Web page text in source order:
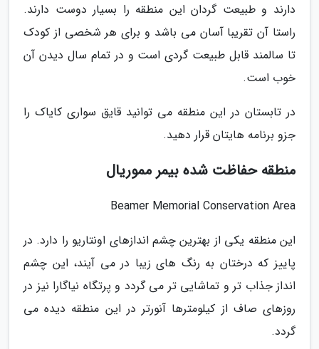
دارند و طبیعت گردان این منطقه را بسیار دوست دارند.
راستا آن تقریبا آسان می باشد و برای هر شخصی از کودک
تا سالمند قابل طبیعت گردی است و در تمام سال دیدن آن
خوب است.
در تابستان در این منطقه می توانید قایق سواری کایاک را
جزو برنامه هایتان قرار دهید.
منطقه حفاظت شده بیمر مموریال
Beamer Memorial Conservation Area
این منطقه یکی از بهترین چشم اندازهای اونتاریو را دارد. در
پاییز که درختان به رنگ های زیبا در می آیند، این چشم
انداز جذاب تر و تماشایی تر می گردد و پرتگاه نیاگارا نیز در
روزهای صاف از کیلومترها آنورتر در این منطقه دیده می
گردد.